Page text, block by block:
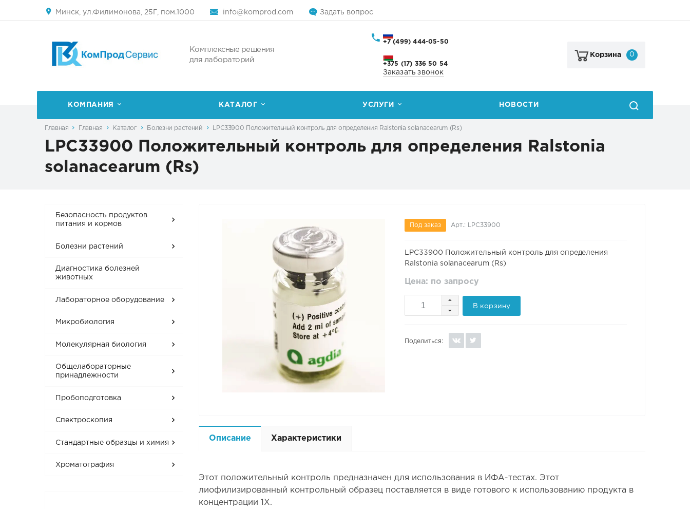
Минск, ул.Филимонова, 25Г, пом.1000 info@komprod.com Задать вопрос
Комплексные решения
для лабораторий
+7 (499) 444-05-50
+375 (17) 336 50 54
Заказать звонок
Корзина 0
КОМПАНИЯ КАТАЛОГ УСЛУГИ НОВОСТИ
Главная Главная Каталог Болезни растений LPC33900 Положительный контроль для определения Ralstonia solanacearum (Rs)
LPC33900 Положительный контроль для определения Ralstonia
solanacearum (Rs)
Безопасность продуктов
питания и кормов
Болезни растений
Диагностика болезней
животных
Лабораторное оборудование
Микробиология
Молекулярная биология
Общелабораторные
принадлежности
Пробоподготовка
Спектроскопия
Стандартные образцы и химия
Хроматография
Под заказ Арт.: LPC33900
LPC33900 Положительный контроль для определения
Ralstonia solanacearum (Rs)
Цена: по запросу
В корзину
Поделиться:
Описание Характеристики
Этот положительный контроль предназначен для использования в ИФА-тестах. Этот
лиофилизированный контрольный образец поставляется в виде готового к использованию продукта в
концентрации 1X.